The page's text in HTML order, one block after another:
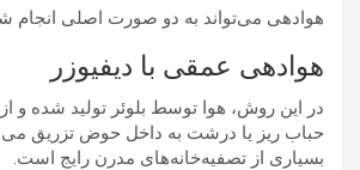
هوادهی می‌تواند به دو صورت اصلی انجام
هوادهی عمقی با دیفیوزر
در این روش، هوا توسط بلوئر تولید شده و
حباب ریز یا درشت به داخل حوض تزریق
بسیاری از تصفیه‌خانه‌های مدرن رایج است.